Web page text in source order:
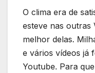
O clima era de
esteve nas outras
melhor delas.
e vários vídeos já
Youtube. Para